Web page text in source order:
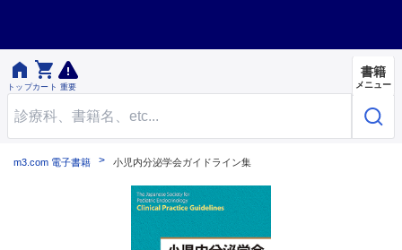

トップ

カート 重要
書籍
メニュー
m3.com 電子書籍 小児内分泌学会ガイドライン集